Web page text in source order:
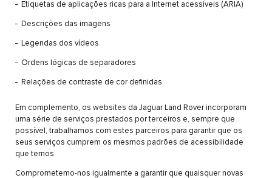
Etiquetas de aplicações ricas para a Internet acessíveis (ARIA)
Descrições das imagens
Legendas dos vídeos
Ordens lógicas de separadores
Relações de contraste de cor definidas
Em complemento, os websites da Jaguar Land Rover incorporam
uma série de serviços prestados por terceiros e, sempre que
possível, trabalhamos com estes parceiros para garantir que os
seus serviços cumprem os mesmos padrões de acessibilidade
que temos.
Comprometemo-nos igualmente a garantir que quaisquer novas